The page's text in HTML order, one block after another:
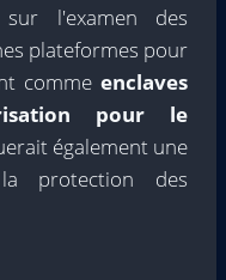
l'examen des
plateformes pour
comme enclaves
pour le
également une
protection des